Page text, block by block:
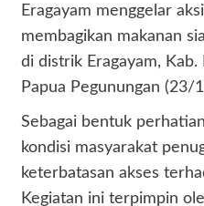
Eragayam menggelar
membagikan makanan
di distrik Eragayam,
Papua Pegunungan (23/
Sebagai bentuk
kondisi masyarakat
keterbatasan akses
Kegiatan ini terpimpin